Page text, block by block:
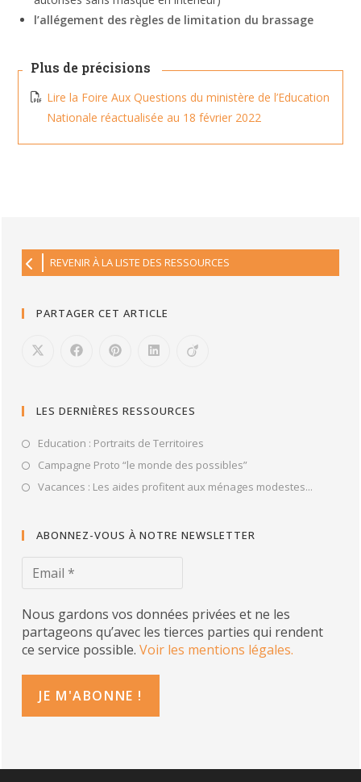
l’allégement des règles de limitation du brassage
Plus de précisions
Lire la Foire Aux Questions du ministère de l’Education
Nationale réactualisée au 18 février 2022
REVENIR À LA LISTE DES RESSOURCES
PARTAGER CET ARTICLE
LES DERNIÈRES RESSOURCES
Education : Portraits de Territoires
Campagne Proto “le monde des possibles”
Vacances : Les aides profitent aux ménages modestes...
ABONNEZ-VOUS À NOTRE NEWSLETTER
Nous gardons vos données privées et ne les
partageons qu’avec les tierces parties qui rendent
ce service possible.Voir les mentions légales.